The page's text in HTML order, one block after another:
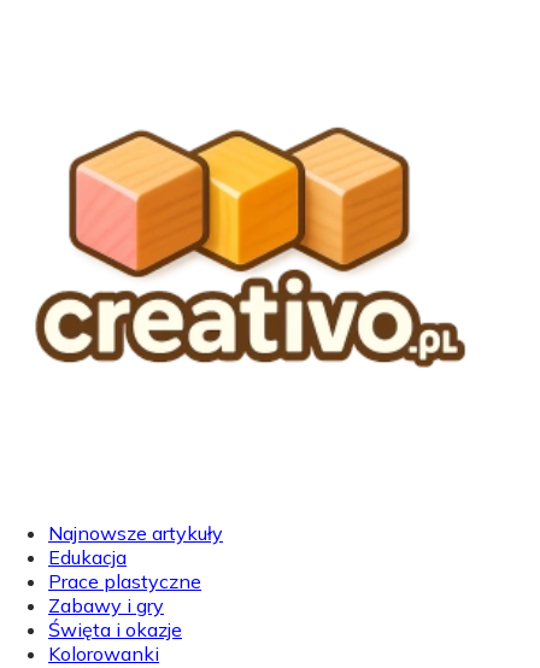
Najnowsze artykuły
Edukacja
Prace plastyczne
Zabawy i gry
Święta i okazje
Kolorowanki